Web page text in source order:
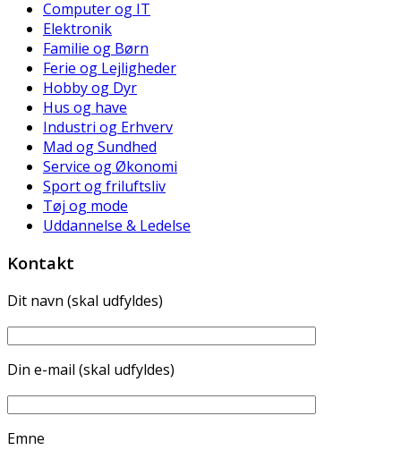
Computer og IT
Elektronik
Familie og Børn
Ferie og Lejligheder
Hobby og Dyr
Hus og have
Industri og Erhverv
Mad og Sundhed
Service og Økonomi
Sport og friluftsliv
Tøj og mode
Uddannelse & Ledelse
Kontakt
Dit navn (skal udfyldes)
Din e-mail (skal udfyldes)
Emne